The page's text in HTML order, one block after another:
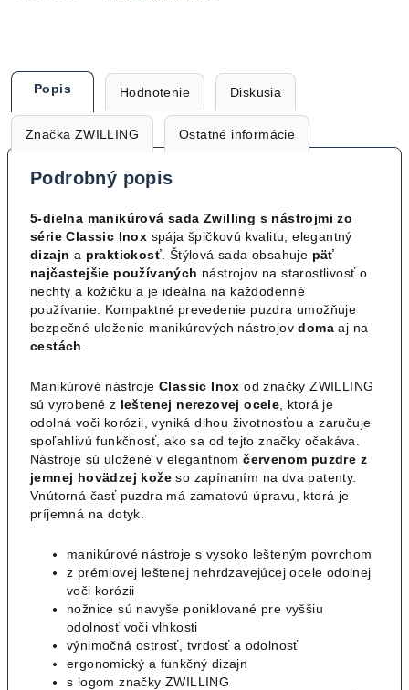
Popis Hodnotenie Diskusia
Značka ZWILLING Ostatné informácie
Podrobný popis
5-dielna manikúrová sada Zwilling s nástrojmi zo
série Classic Inox spája špičkovú kvalitu, elegantný
dizajn a praktickosť . Štýlová sada obsahuje päť
najčastejšie používaných nástrojov na starostlivosť o
nechty a kožičku a je ideálna na každodenné
používanie. Kompaktné prevedenie puzdra umožňuje
bezpečné uloženie manikúrových nástrojovdoma aj na
cestách
Manikúrové nástroje Classic Inox od značky ZWILLING
sú vyrobené z leštenej nerezovej ocele , ktorá je
odolná voči korózii, vyniká dlhou životnosťou a zaručuje
spoľahlivú funkčnosť, ako sa od tejto značky očakáva.
Nástroje sú uložené v elegantnomčervenom puzdre z
jemnej hovädzej kože so zapínaním na dva patenty.
Vnútorná časť puzdra má zamatovú úpravu, ktorá je
príjemná na dotyk.
manikúrové nástroje s vysoko lešteným povrchom
z prémiovej leštenej nehrdzavejúcej ocele odolnej
voči korózii
nožnice sú navyše poniklované pre vyššiu
odolnosť voči vlhkosti
výnimočná ostrosť, tvrdosť a odolnosť
ergonomický a funkčný dizajn
s logom značky ZWILLING